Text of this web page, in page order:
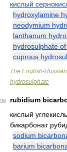
кислый
hydroxylamine
neodymium
lanthanum
hydrosulphate
cuprous
The English-
hydrosulphate
96
rubidium
кислый
бикарбонат
sodium
barium